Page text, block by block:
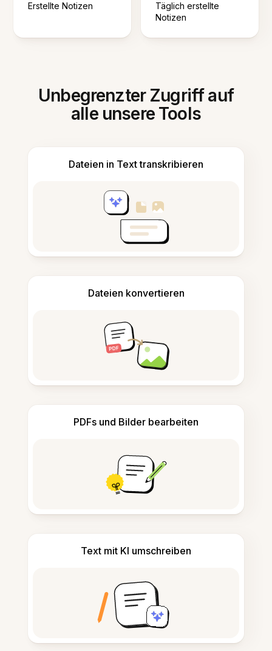
Erstellte Notizen
Täglich erstellte
Notizen
Unbegrenzter Zugriff auf
alle unsere Tools
Dateien in Text transkribieren
Dateien konvertieren
PDFs und Bilder bearbeiten
Text mit KI umschreiben